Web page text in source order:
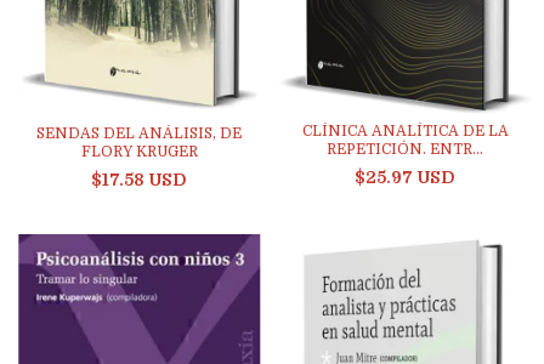
SENDAS DEL ANÁLISIS, DE
FLORY KRUGER
$17.58 USD
CLÍNICA ANALÍTICA DE LA
REPETICIÓN. ENTR...
$25.97 USD